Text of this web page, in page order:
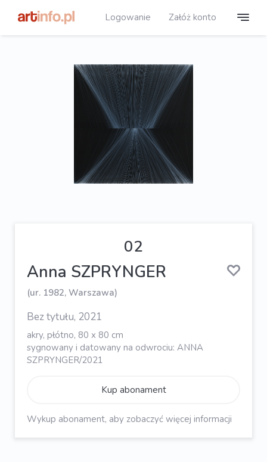
Logowanie Załóż konto
02
Anna SZPRYNGER
(ur. 1982, Warszawa)
Bez tytułu, 2021
akry, płótno, 80 x 80 cm
sygnowany i datowany na odwrociu: ANNA
SZPRYNGER/2021
Kup abonament
Wykup abonament, aby zobaczyć więcej informacji